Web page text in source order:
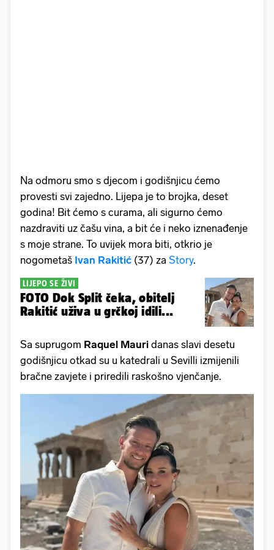
Na odmoru smo s djecom i godišnjicu ćemo
provesti svi zajedno. Lijepa je to brojka, deset
godina! Bit ćemo s curama, ali sigurno ćemo
nazdraviti uz čašu vina, a bit će i neko iznenađenje
s moje strane. To uvijek mora biti, otkrio je
nogometaš Ivan Rakitić (37) za Story.
LIJEPO SE ŽIVI
FOTO Dok Split čeka, obitelj
Rakitić uživa u grčkoj idili...
Sa suprugom Raquel Mauri danas slavi desetu
godišnjicu otkad su u katedrali u Sevilli izmijenili
bračne zavjete i priredili raskošno vjenčanje.